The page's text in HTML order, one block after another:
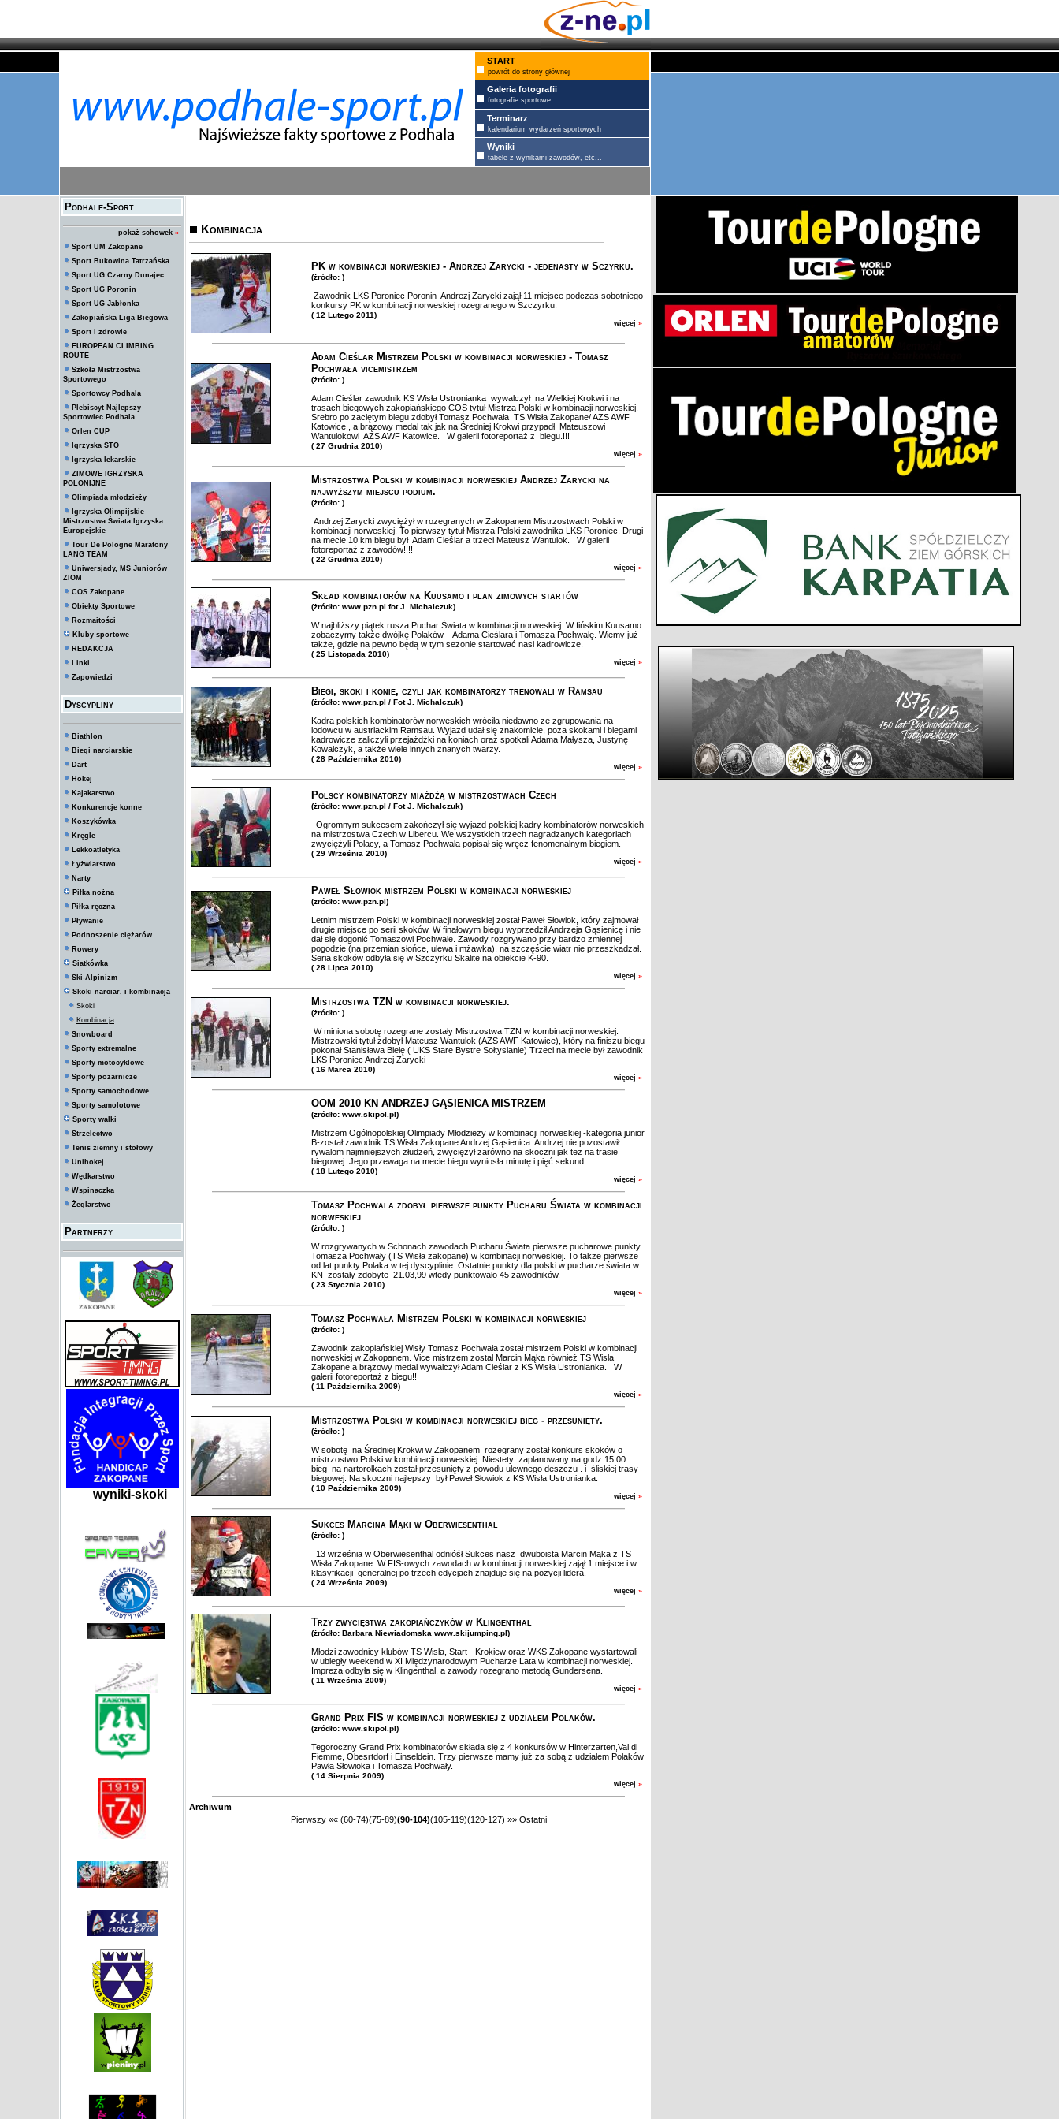
START
powrót do strony głównej
Galeria fotografii
fotografie sportowe
Terminarz
kalendarium wydarzeń sportowych
Wyniki
tabele z wynikami zawodów, etc...
Podhale-Sport
pokaż schowek »
Sport UM Zakopane
Sport Bukowina Tatrzańska
Sport UG Czarny Dunajec
Sport UG Poronin
Sport UG Jabłonka
Zakopiańska Liga Biegowa
Sport i zdrowie
EUROPEAN CLIMBING
ROUTE
Szkoła Mistrzostwa
Sportowego
Sportowcy Podhala
Plebiscyt Najlepszy
Sportowiec Podhala
Orlen CUP
Igrzyska STO
Igrzyska lekarskie
ZIMOWE IGRZYSKA
POLONIJNE
Olimpiada młodzieży
Igrzyska Olimpijskie
Mistrzostwa Świata Igrzyska
Europejskie
Tour De Pologne Maratony
LANG TEAM
Uniwersjady, MS Juniorów
ZIOM
COS Zakopane
Obiekty Sportowe
Rozmaitości
Kluby sportowe
REDAKCJA
Linki
Zapowiedzi
Dyscypliny
Biathlon
Biegi narciarskie
Dart
Hokej
Kajakarstwo
Konkurencje konne
Koszykówka
Kręgle
Lekkoatletyka
Łyżwiarstwo
Narty
Piłka nożna
Piłka ręczna
Pływanie
Podnoszenie ciężarów
Rowery
Siatkówka
Ski-Alpinizm
Skoki narciar. i kombinacja
Skoki
Kombinacja
Snowboard
Sporty extremalne
Sporty motocyklowe
Sporty pożarnicze
Sporty samochodowe
Sporty samolotowe
Sporty walki
Strzelectwo
Tenis ziemny i stołowy
Unihokej
Wędkarstwo
Wspinaczka
Żeglarstwo
Partnerzy
wyniki-skoki
Kombinacja
PK w kombinacji norweskiej - Andrzej Zarycki - jedenasty w Sczyrku.
(żródło: )
Zawodnik LKS Poroniec Poronin Andrezj Zarycki zajął 11 miejsce podczas sobotniego
konkursy PK w kombinacji norweskiej rozegranego w Szczyrku.
( 12 Lutego 2011)
więcej »
Adam Cieślar Mistrzem Polski w kombinacji norweskiej - Tomasz
Pochwała vicemistrzem
(żródło: )
Adam Cieślar zawodnik KS Wisła Ustronianka wywalczył na Wielkiej Krokwi i na
trasach biegowych zakopiańskiego COS tytuł Mistrza Polski w kombinacji norweskiej.
Srebro po zaciętym biegu zdobył Tomasz Pochwała TS Wisła Zakopane/ AZS AWF
Katowice , a brązowy medal tak jak na Średniej Krokwi przypadł Mateuszowi
Wantulokowi AZS AWF Katowice. W galerii fotoreportaż z biegu.!!!
( 27 Grudnia 2010)
więcej »
Mistrzostwa Polski w kombinacji norweskiej Andrzej Zarycki na
najwyższym miejscu podium.
(żródło: )
Andrzej Zarycki zwyciężył w rozegranych w Zakopanem Mistrzostwach Polski w
kombinacji norweskiej. To pierwszy tytuł Mistrza Polski zawodnika LKS Poroniec. Drugi
na mecie 10 km biegu był Adam Cieślar a trzeci Mateusz Wantulok. W galerii
fotoreportaż z zawodów!!!!
( 22 Grudnia 2010)
więcej »
Skład kombinatorów na Kuusamo i plan zimowych startów
(żródło: www.pzn.pl fot J. Michalczuk)
W najbliższy piątek rusza Puchar Świata w kombinacji norweskiej. W fińskim Kuusamo
zobaczymy także dwójkę Polaków – Adama Cieślara i Tomasza Pochwałę. Wiemy już
także, gdzie na pewno będą w tym sezonie startować nasi kadrowicze.
( 25 Listopada 2010)
więcej »
Biegi, skoki i konie, czyli jak kombinatorzy trenowali w Ramsau
(żródło: www.pzn.pl / Fot J. Michalczuk)
Kadra polskich kombinatorów norweskich wróciła niedawno ze zgrupowania na
lodowcu w austriackim Ramsau. Wyjazd udał się znakomicie, poza skokami i biegami
kadrowicze zaliczyli przejażdżki na koniach oraz spotkali Adama Małysza, Justynę
Kowalczyk, a także wiele innych znanych twarzy.
( 28 Października 2010)
więcej »
Polscy kombinatorzy miażdżą w mistrzostwach Czech
(żródło: www.pzn.pl / Fot J. Michalczuk)
Ogromnym sukcesem zakończył się wyjazd polskiej kadry kombinatorów norweskich
na mistrzostwa Czech w Libercu. We wszystkich trzech nagradzanych kategoriach
zwyciężyli Polacy, a Tomasz Pochwała popisał się wręcz fenomenalnym biegiem.
( 29 Września 2010)
więcej »
Paweł Słowiok mistrzem Polski w kombinacji norweskiej
(żródło: www.pzn.pl)
Letnim mistrzem Polski w kombinacji norweskiej został Paweł Słowiok, który zajmował
drugie miejsce po serii skoków. W finałowym biegu wyprzedził Andrzeja Gąsienicę i nie
dał się dogonić Tomaszowi Pochwale. Zawody rozgrywano przy bardzo zmiennej
pogodzie (na przemian słońce, ulewa i mżawka), na szczęście wiatr nie przeszkadzał.
Seria skoków odbyła się w Szczyrku Skalite na obiekcie K-90.
( 28 Lipca 2010)
więcej »
Mistrzostwa TZN w kombinacji norweskiej.
(żródło: )
W miniona sobotę rozegrane zostały Mistrzostwa TZN w kombinacji norweskiej.
Mistrzowski tytuł zdobył Mateusz Wantulok (AZS AWF Katowice), który na finiszu biegu
pokonał Stanisława Bielę ( UKS Stare Bystre Sołtysianie) Trzeci na mecie był zawodnik
LKS Poroniec Andrzej Zarycki
( 16 Marca 2010)
więcej »
OOM 2010 KN ANDRZEJ GĄSIENICA MISTRZEM
(żródło: www.skipol.pl)
Mistrzem Ogólnopolskiej Olimpiady Młodzieży w kombinacji norweskiej -kategoria junior
B-został zawodnik TS Wisła Zakopane Andrzej Gąsienica. Andrzej nie pozostawił
rywalom najmniejszych złudzeń, zwyciężył zarówno na skoczni jak też na trasie
biegowej. Jego przewaga na mecie biegu wyniosła minutę i pięć sekund.
( 18 Lutego 2010)
więcej »
Tomasz Pochwala zdobył pierwsze punkty Pucharu Świata w kombinacji
norweskiej
(żródło: )
W rozgrywanych w Schonach zawodach Pucharu Świata pierwsze pucharowe punkty
Tomasza Pochwały (TS Wisła zakopane) w kombinacji norweskiej. To także pierwsze
od lat punkty Polaka w tej dyscyplinie. Ostatnie punkty dla polski w pucharze świata w
KN zostały zdobyte 21.03,99 wtedy punktowało 45 zawodników.
( 23 Stycznia 2010)
więcej »
Tomasz Pochwała Mistrzem Polski w kombinacji norweskiej
(żródło: )
Zawodnik zakopiańskiej Wisły Tomasz Pochwała został mistrzem Polski w kombinacji
norweskiej w Zakopanem. Vice mistrzem został Marcin Mąka również TS Wisła
Zakopane a brązowy medal wywalczył Adam Cieślar z KS Wisła Ustronianka. W
galerii fotoreportaż z biegu!!
( 11 Października 2009)
więcej »
Mistrzostwa Polski w kombinacji norweskiej bieg - przesunięty.
(żródło: )
W sobotę na Średniej Krokwi w Zakopanem rozegrany został konkurs skoków o
mistrzostwo Polski w kombinacji norweskiej. Niestety zaplanowany na godz 15.00
bieg na nartorolkach został przesunięty z powodu ulewnego deszczu . i śliskiej trasy
biegowej. Na skoczni najlepszy był Paweł Słowiok z KS Wisła Ustronianka.
( 10 Października 2009)
więcej »
Sukces Marcina Mąki w Oberwiesenthal
(żródło: )
13 września w Oberwiesenthal odnióśł Sukces nasz dwuboista Marcin Mąka z TS
Wisła Zakopane. W FIS-owych zawodach w kombinacji norweskiej zajął 1 miejsce i w
klasyfikacji generalnej po trzech edycjach znajduje się na pozycji lidera.
( 24 Września 2009)
więcej »
Trzy zwycięstwa zakopiańczyków w Klingenthal
(żródło: Barbara Niewiadomska www.skijumping.pl)
Młodzi zawodnicy klubów TS Wisła, Start - Krokiew oraz WKS Zakopane wystartowali
w ubiegły weekend w XI Międzynarodowym Pucharze Lata w kombinacji norweskiej.
Impreza odbyła się w Klingenthal, a zawody rozegrano metodą Gundersena.
( 11 Września 2009)
więcej »
Grand Prix FIS w kombinacji norweskiej z udziałem Polaków.
(żródło: www.skipol.pl)
Tegoroczny Grand Prix kombinatorów składa się z 4 konkursów w Hinterzarten,Val di
Fiemme, Obesrtdorf i Einseldein. Trzy pierwsze mamy już za sobą z udziałem Polaków
Pawła Słowioka i Tomasza Pochwały.
( 14 Sierpnia 2009)
więcej »
Archiwum
Pierwszy «« (60-74)(75-89)(90-104)(105-119)(120-127) »» Ostatni